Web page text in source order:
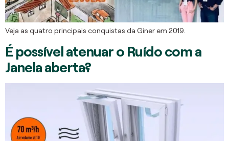
Veja as quatro principais conquistas da Giner em 2019.
É possível atenuar o Ruído com a
Janela aberta?